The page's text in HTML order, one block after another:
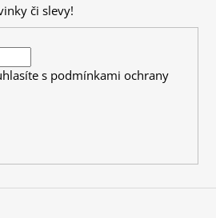
či slevy!
s podmínkami ochrany